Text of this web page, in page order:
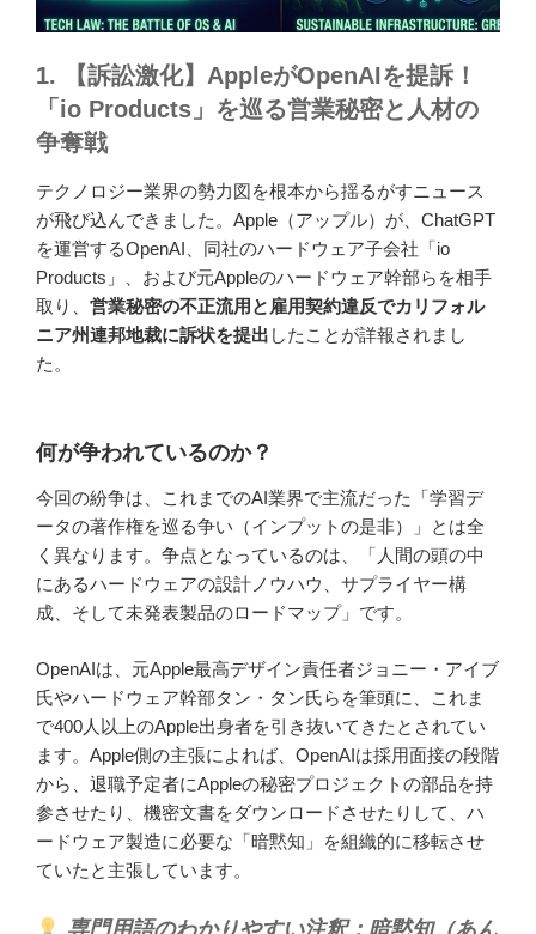
1. 【訴訟激化】AppleがOpenAIを提訴！
「io Products」を巡る営業秘密と人材の
争奪戦
テクノロジー業界の勢力図を根本から揺るがすニュース
が飛び込んできました。Apple（アップル）が、ChatGPT
を運営するOpenAI、同社のハードウェア子会社「io
Products」、および元Appleのハードウェア幹部らを相手
取り、 営業秘密の不正流用と雇用契約違反でカリフォル
ニア州連邦地裁に訴状を提出 したことが詳報されまし
た。
何が争われているのか？
今回の紛争は、これまでのAI業界で主流だった「学習デ
ータの著作権を巡る争い（インプットの是非）」とは全
く異なります。争点となっているのは、「人間の頭の中
にあるハードウェアの設計ノウハウ、サプライヤー構
成、そして未発表製品のロードマップ」です。
OpenAIは、元Apple最高デザイン責任者ジョニー・アイブ
氏やハードウェア幹部タン・タン氏らを筆頭に、これま
で400人以上のApple出身者を引き抜いてきたとされてい
ます。Apple側の主張によれば、OpenAIは採用面接の段階
から、退職予定者にAppleの秘密プロジェクトの部品を持
参させたり、機密文書をダウンロードさせたりして、ハ
ードウェア製造に必要な「暗黙知」を組織的に移転させ
ていたと主張しています。